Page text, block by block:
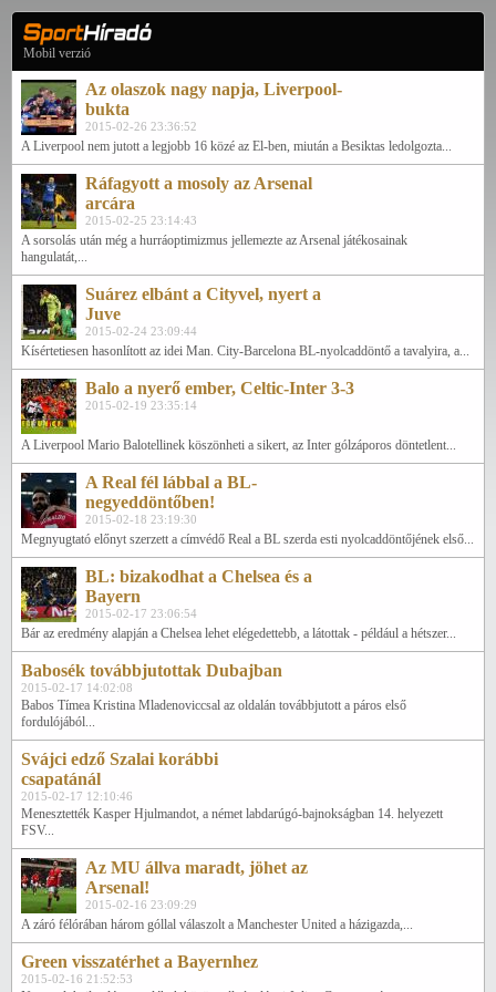
Mobil verzió
Az olaszok nagy napja, Liverpool-
bukta
2015-02-26 23:36:52
A Liverpool nem jutott a legjobb 16 közé az El-ben, miután a Besiktas ledolgozta...
Ráfagyott a mosoly az Arsenal
arcára
2015-02-25 23:14:43
A sorsolás után még a hurráoptimizmus jellemezte az Arsenal játékosainak
hangulatát,...
Suárez elbánt a Cityvel, nyert a
Juve
2015-02-24 23:09:44
Kísértetiesen hasonlított az idei Man. City-Barcelona BL-nyolcaddöntő a tavalyira, a...
Balo a nyerő ember, Celtic-Inter 3-3
2015-02-19 23:35:14
A Liverpool Mario Balotellinek köszönheti a sikert, az Inter gólzáporos döntetlent...
A Real fél lábbal a BL-
negyeddöntőben!
2015-02-18 23:19:30
Megnyugtató előnyt szerzett a címvédő Real a BL szerda esti nyolcaddöntőjének első...
BL: bizakodhat a Chelsea és a
Bayern
2015-02-17 23:06:54
Bár az eredmény alapján a Chelsea lehet elégedettebb, a látottak - például a hétszer...
Babosék továbbjutottak Dubajban
2015-02-17 14:02:08
Babos Tímea Kristina Mladenoviccsal az oldalán továbbjutott a páros első
fordulójából...
Svájci edző Szalai korábbi
csapatánál
2015-02-17 12:10:46
Menesztették Kasper Hjulmandot, a német labdarúgó-bajnokságban 14. helyezett
FSV...
Az MU állva maradt, jöhet az
Arsenal!
2015-02-16 23:09:29
A záró félórában három góllal válaszolt a Manchester United a házigazda,...
Green visszatérhet a Bayernhez
2015-02-16 21:52:53